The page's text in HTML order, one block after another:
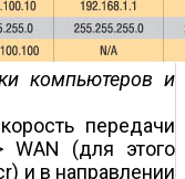
компьютеров и
передачи
WAN (для этого
и в направлении